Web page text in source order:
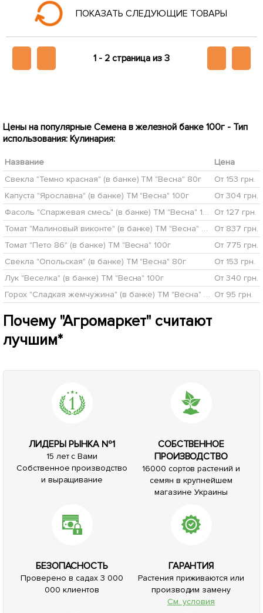
Нет в наличии
Морковь "Королева осени"
(в банке) ТМ "Весна" 100г
+7.04грн бонусов за покупку
Горох "Сладкая
жемчужина" (в банке) ТМ
+3.8грн бонусов за покупку
2
Нет в наличии 46978
Укроп "Амброзия" (в банке)
ТМ "Весна" 100г
95 грн
Сообщить о поступлении
+3.8грн бонусов за покупку
Нет в наличии 46987
Перец "Лумина" (в банке)
ТМ "Весна" 100г
987грн
Сообщить о поступлении
+39.48грн бонусов за покупку
1
Нет в наличии
Перец "Подарок молдовы"
911грн
Сообщить о поступлении
грн бонусов за покупку
Сообщить о поступлении
Нет в наличии 46992
Кукуруза "Деликатесная" (в
грн бонусов за покупку